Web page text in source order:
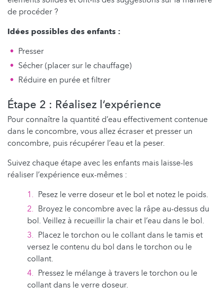
de procéder ?
Idées possibles des enfants :
Presser
Sécher (placer sur le chauffage)
Réduire en purée et filtrer
Étape 2 : Réalisez l‘expérience
Pour connaître la quantité d’eau effectivement contenue
dans le concombre, vous allez écraser et presser un
concombre, puis récupérer l’eau et la peser.
Suivez chaque étape avec les enfants mais laisse-les
réaliser l’expérience eux-mêmes :
Pesez le verre doseur et le bol et notez le poids.
Broyez le concombre avec la râpe au-dessus du
bol. Veillez à recueillir la chair et l’eau dans le bol.
Placez le torchon ou le collant dans le tamis et
versez le contenu du bol dans le torchon ou le
collant.
Pressez le mélange à travers le torchon ou le
collant dans le verre doseur.